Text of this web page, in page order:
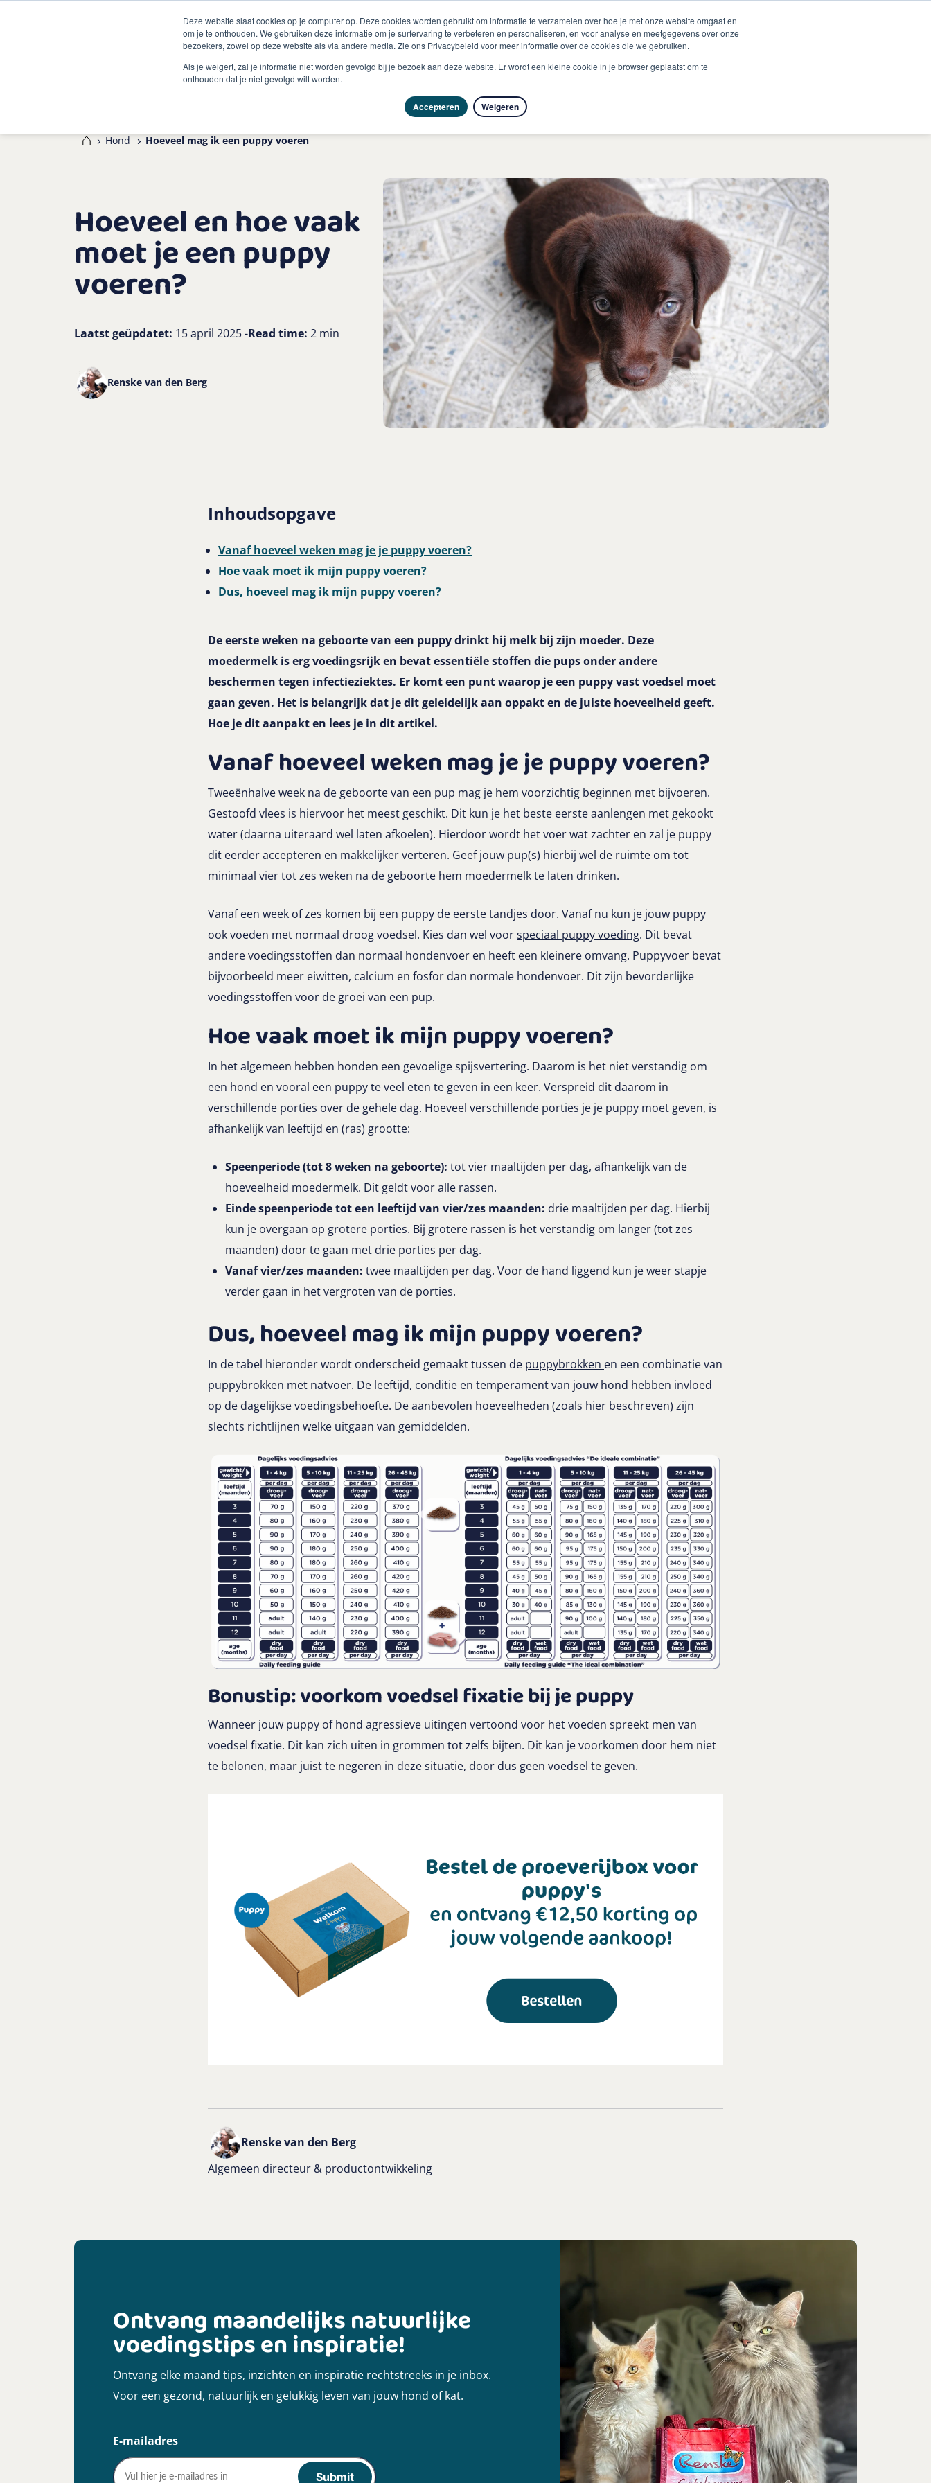
Deze website slaat cookies op je computer op. Deze cookies worden gebruikt om informatie te verzamelen over hoe je met onze website omgaat en
om je te onthouden. We gebruiken deze informatie om je surfervaring te verbeteren en personaliseren, en voor analyse en meetgegevens over onze
bezoekers, zowel op deze website als via andere media. Zie ons Privacybeleid voor meer informatie over de cookies die we gebruiken.
Als je weigert, zal je informatie niet worden gevolgd bij je bezoek aan deze website. Er wordt een kleine cookie in je browser geplaatst om te
onthouden dat je niet gevolgd wilt worden.
Accepteren Weigeren
Duurzaamheid
Producten Vragen & advies Kennisbank Over Renske Verkooppunten
Hond Hoeveel mag ik een puppy voeren
Hoeveel en hoe vaak
moet je een puppy
voeren?
Laatst geüpdatet: 15 april 2025 -Read time: 2 min
Renske van den Berg
Inhoudsopgave
Vanaf hoeveel weken mag je je puppy voeren?
Hoe vaak moet ik mijn puppy voeren?
Dus, hoeveel mag ik mijn puppy voeren?
De eerste weken na geboorte van een puppy drinkt hij melk bij zijn moeder. Deze
moedermelk is erg voedingsrijk en bevat essentiële stoffen die pups onder andere
beschermen tegen infectieziektes. Er komt een punt waarop je een puppy vast voedsel moet
gaan geven. Het is belangrijk dat je dit geleidelijk aan oppakt en de juiste hoeveelheid geeft.
Hoe je dit aanpakt en lees je in dit artikel.
Vanaf hoeveel weken mag je je puppy voeren?
Tweeënhalve week na de geboorte van een pup mag je hem voorzichtig beginnen met bijvoeren.
Gestoofd vlees is hiervoor het meest geschikt. Dit kun je het beste eerste aanlengen met gekookt
water (daarna uiteraard wel laten afkoelen). Hierdoor wordt het voer wat zachter en zal je puppy
dit eerder accepteren en makkelijker verteren. Geef jouw pup(s) hierbij wel de ruimte om tot
minimaal vier tot zes weken na de geboorte hem moedermelk te laten drinken.
Vanaf een week of zes komen bij een puppy de eerste tandjes door. Vanaf nu kun je jouw puppy
ook voeden met normaal droog voedsel. Kies dan wel voorspeciaal puppy voeding. Dit bevat
andere voedingsstoffen dan normaal hondenvoer en heeft een kleinere omvang. Puppyvoer bevat
bijvoorbeeld meer eiwitten, calcium en fosfor dan normale hondenvoer. Dit zijn bevorderlijke
voedingsstoffen voor de groei van een pup.
Hoe vaak moet ik mijn puppy voeren?
In het algemeen hebben honden een gevoelige spijsvertering. Daarom is het niet verstandig om
een hond en vooral een puppy te veel eten te geven in een keer. Verspreid dit daarom in
verschillende porties over de gehele dag. Hoeveel verschillende porties je je puppy moet geven, is
afhankelijk van leeftijd en (ras) grootte:
Speenperiode (tot 8 weken na geboorte): tot vier maaltijden per dag, afhankelijk van de
hoeveelheid moedermelk. Dit geldt voor alle rassen.
Einde speenperiode tot een leeftijd van vier/zes maanden: drie maaltijden per dag. Hierbij
kun je overgaan op grotere porties. Bij grotere rassen is het verstandig om langer (tot zes
maanden) door te gaan met drie porties per dag.
Vanaf vier/zes maanden: twee maaltijden per dag. Voor de hand liggend kun je weer stapje
verder gaan in het vergroten van de porties.
Dus, hoeveel mag ik mijn puppy voeren?
In de tabel hieronder wordt onderscheid gemaakt tussen de puppybrokken en een combinatie van
puppybrokken met natvoer. De leeftijd, conditie en temperament van jouw hond hebben invloed
op de dagelijkse voedingsbehoefte. De aanbevolen hoeveelheden (zoals hier beschreven) zijn
slechts richtlijnen welke uitgaan van gemiddelden.
Bonustip: voorkom voedsel fixatie bij je puppy
Wanneer jouw puppy of hond agressieve uitingen vertoond voor het voeden spreekt men van
voedsel fixatie. Dit kan zich uiten in grommen tot zelfs bijten. Dit kan je voorkomen door hem niet
te belonen, maar juist te negeren in deze situatie, door dus geen voedsel te geven.
Renske van den Berg
Algemeen directeur & productontwikkeling
Ontvang maandelijks natuurlijke
voedingstips en inspiratie!
Ontvang elke maand tips, inzichten en inspiratie rechtstreeks in je inbox.
Voor een gezond, natuurlijk en gelukkig leven van jouw hond of kat.
E-mailadres